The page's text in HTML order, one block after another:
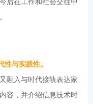
与实践性。
融入与时代接轨表达家
容，并介绍信息技术时